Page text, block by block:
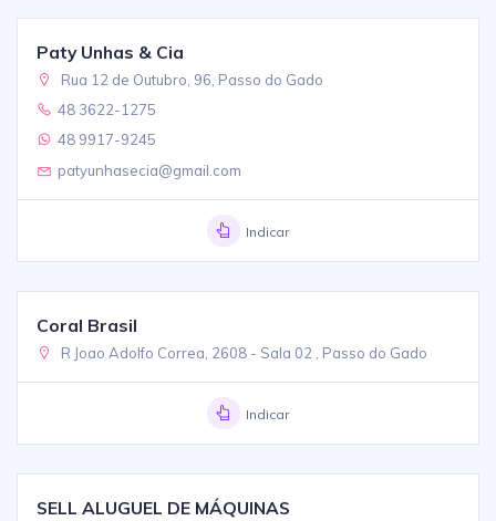
Paty Unhas & Cia
Rua 12 de Outubro, 96, Passo do Gado
48 3622-1275
48 9917-9245
patyunhasecia@gmail.com
Indicar
Coral Brasil
R Joao Adolfo Correa, 2608 - Sala 02 , Passo do Gado
Indicar
SELL ALUGUEL DE MÁQUINAS